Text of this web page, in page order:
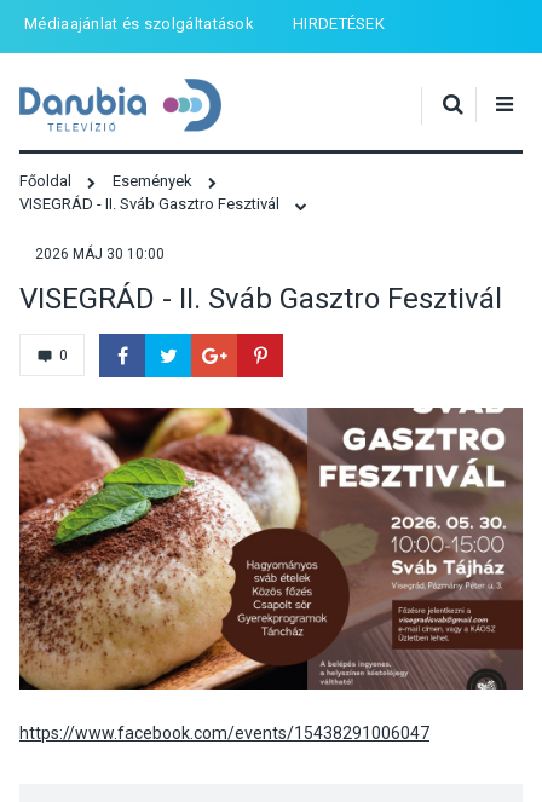
Médiaajánlat és szolgáltatások HIRDETÉSEK
Főoldal
Események
VISEGRÁD - II. Sváb Gasztro Fesztivál
2026 MÁJ 30 10:00
VISEGRÁD - II. Sváb Gasztro Fesztivál
0
https://www.facebook.com/events/15438291006047